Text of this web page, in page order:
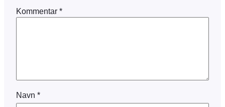
Kommentar *
Navn *